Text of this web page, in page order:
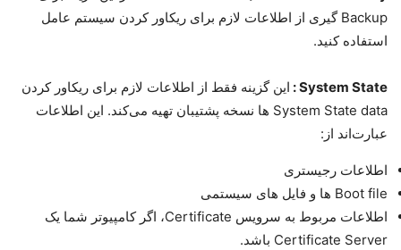
Backup گیری از اطلاعات لازم برای ریکاور کردن سیستم عامل
استفاده کنید.
System State
: این گزینه فقط از اطلاعات لازم برای ریکاور کردن
System State data ها نسخه پشتیبان تهیه می‌کند. این اطلاعات
عبارت‌اند از:
اطلاعات رجیستری
Boot file ها و فایل های سیستمی
اطلاعات مربوط به سرویس Certificate، اگر کامپیوتر شما یک
Certificate Server باشد.